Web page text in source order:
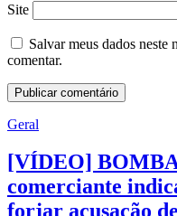
Site
Salvar meus dados neste
comentar.
Geral
[VÍDEO]
comerciante
forjar acusação